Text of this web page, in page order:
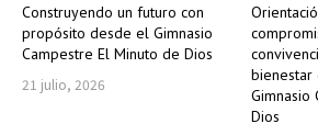
Construyendo un futuro con
propósito desde el Gimnasio
Campestre El Minuto de Dios
21 julio, 2026
bienestar
Gimnasio
Dios